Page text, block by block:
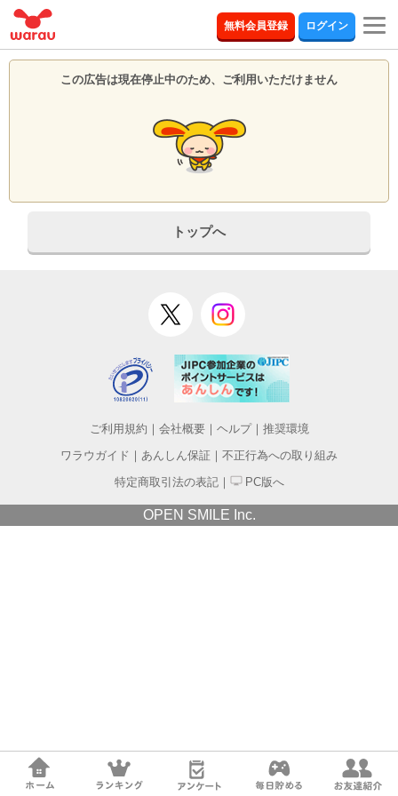
無料会員登録 ログイン
この広告は現在停止中のため、ご利用いただけません
トップへ
ご利用規約 ｜ 会社概要｜ ヘルプ｜ 推奨環境
ワラウガイド ｜ あんしん保証 ｜ 不正行為への取り組み
特定商取引法の表記｜ PC版へ
OPEN SMILE Inc.